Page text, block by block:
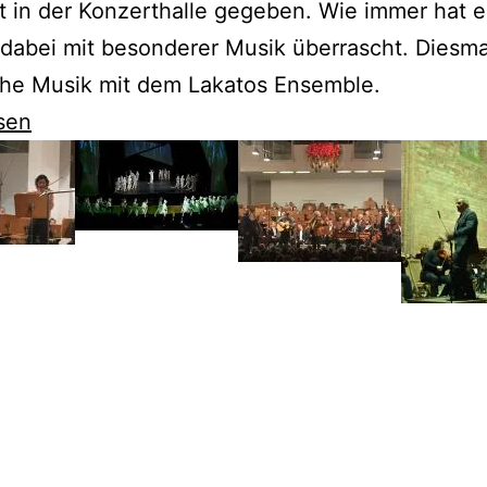
in der Konzerthalle gegeben. Wie immer hat
mit besonderer Musik überrascht.
Musik mit dem Lakatos Ensemble.